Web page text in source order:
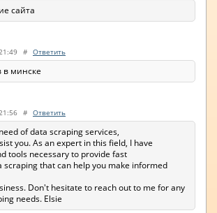
сайта
# Ответить
в минске
# Ответить
of data scraping services,
you. As an expert in this field, I have
tools necessary to provide fast
scraping that can help you make informed
Don't hesitate to reach out to me for any
needs. Elsie